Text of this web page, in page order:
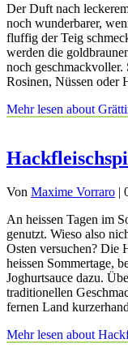
Der Duft nach
noch wunderbarer,
fluffig der Teig
werden die
noch geschmackvoller.
Rosinen, Nüssen oder
Mehr lesen about
Von Maxime Vorraro |
An heissen Tagen im
genutzt. Wieso also
Osten versuchen? Die
heissen Sommertage,
Joghurtsauce dazu.
traditionellen
fernen Land
Mehr lesen about